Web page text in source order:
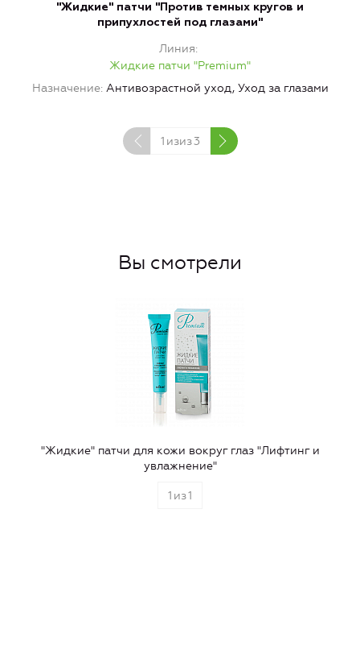
"Жидкие" патчи "Против темных кругов и
припухлостей под глазами"
Линия
Жидкие патчи "Premium"
Назначение Антивозрастной уход, Уход за глазами
1 изиз3
Вы смотрели
"Жидкие" патчи для кожи вокруг глаз "Лифтинг и
увлажнение"
1 из1